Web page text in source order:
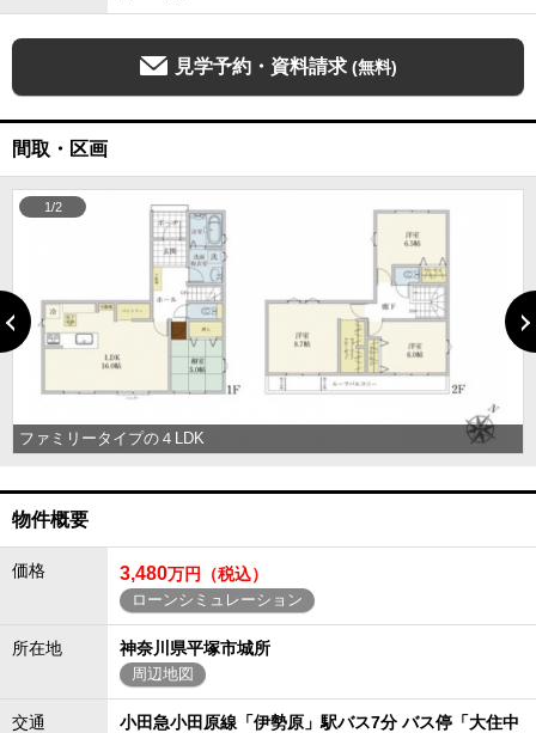
見学予約・資料請求 (無料)
間取・区画
ファミリータイプの４LDK
1/2
物件概要
価格 3,480万円（税込）
ローンシミュレーション
所在地 神奈川県平塚市城所
周辺地図
交通 小田急小田原線「伊勢原」駅バス7分 バス停「大住中